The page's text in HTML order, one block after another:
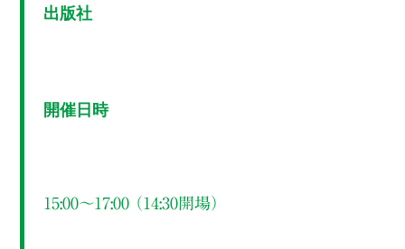
出版社
開催日時
15:00～17:00 （14:30開場）